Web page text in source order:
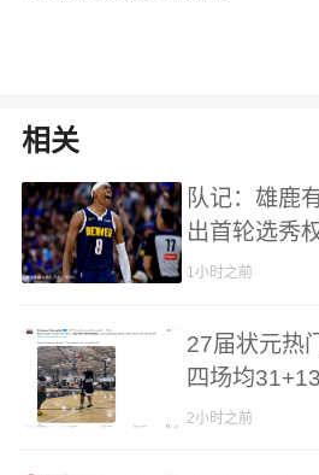
相关
队记：雄鹿
出首轮选秀
仪对象但交
1小时之前
27届状元热
四场均
位置
2小时之前